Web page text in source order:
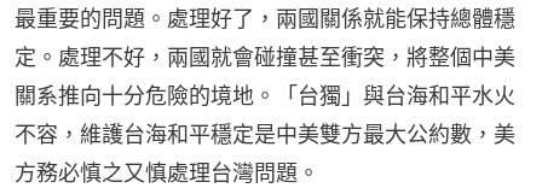
最重要的問題。處理好了，兩國關係就能保持總體穩
定。處理不好，兩國就會碰撞甚至衝突，將整個中美
關系推向十分危險的境地。「台獨」與台海和平水火
不容，維護台海和平穩定是中美雙方最大公約數，美
方務必慎之又慎處理台灣問題。